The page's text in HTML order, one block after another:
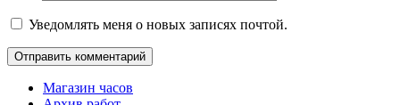
Уведомлять меня о новых записях почтой.
Магазин часов